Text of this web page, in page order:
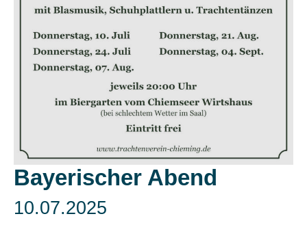
Bayerischer Abend
10.07.2025